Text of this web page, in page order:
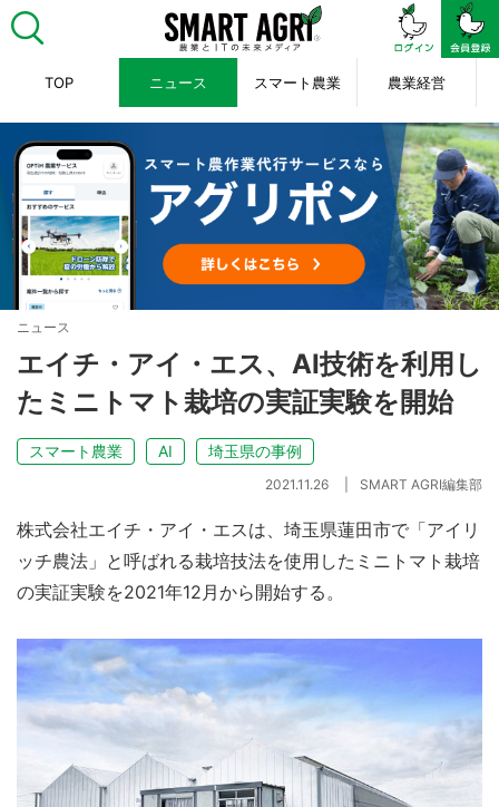
TOP ニュース スマート農業 農業経営
ニュース
エイチ・アイ・エス、AI技術を利用し
たミニトマト栽培の実証実験を開始
スマート農業 AI 埼玉県の事例
2021.11.26 SMART AGRI編集部
株式会社エイチ・アイ・エスは、埼玉県蓮田市で「アイリ
ッチ農法」と呼ばれる栽培技法を使用したミニトマト栽培
の実証実験を2021年12月から開始する。